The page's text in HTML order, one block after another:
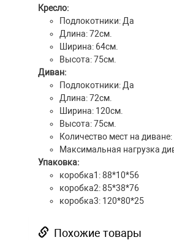
Кресло:
Подлокотники: Да
Длина: 72см.
Ширина: 64см.
Высота: 75см.
Диван:
Подлокотники: Да
Длина: 72см.
Ширина: 120см.
Высота: 75см.
Количество мест на диване:
Максимальная нагрузка
Упаковка:
коробка1: 88*10*56
коробка2: 85*38*76
коробка3: 120*80*25
Похожие товары